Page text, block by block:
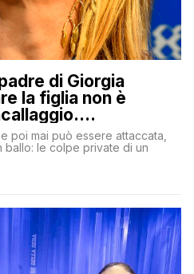
di Giorgia
la figlia non è
diversi
poi mai può essere attaccata,
ballo: le colpe private di un